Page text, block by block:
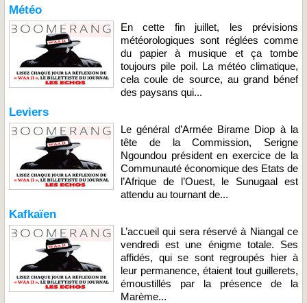
Météo
En cette fin juillet, les prévisions
météorologiques sont réglées comme
du papier à musique et ça tombe
toujours pile poil. La météo climatique,
cela coule de source, au grand bénef
des paysans qui...
Leviers
Le général d’Armée Birame Diop à la
tête de la Commission, Serigne
Ngoundou président en exercice de la
Communauté économique des Etats de
l’Afrique de l’Ouest, le Sunugaal est
attendu au tournant de...
Kafkaïen
L’accueil qui sera réservé à Niangal ce
vendredi est une énigme totale. Ses
affidés, qui se sont regroupés hier à
leur permanence, étaient tout guillerets,
émoustillés par la présence de la
Marème...